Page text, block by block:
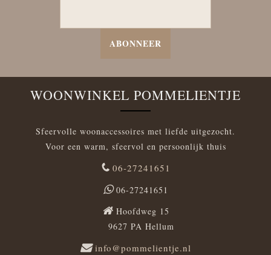
ABONNEER
WOONWINKEL POMMELIENTJE
Sfeervolle woonaccessoires met liefde uitgezocht.
Voor een warm, sfeervol en persoonlijk thuis
06-27241651
06-27241651
Hoofdweg 15
9627 PA Hellum
info@pommelientje.nl